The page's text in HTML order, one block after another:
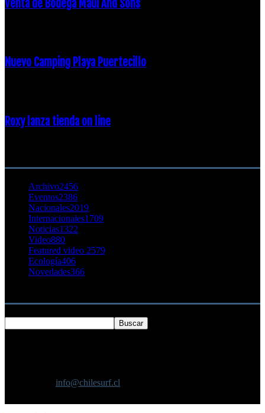
Venta de Bodega Maui And Sons
Nuevo Camping Playa Puertecillo
Roxy lanza tienda on line
Archivo2456
Eventos2386
Nacionales2019
Internacionales1709
Noticias1322
Video880
Featured video 2579
Ecología406
Novedades366
info@chilesurf.cl